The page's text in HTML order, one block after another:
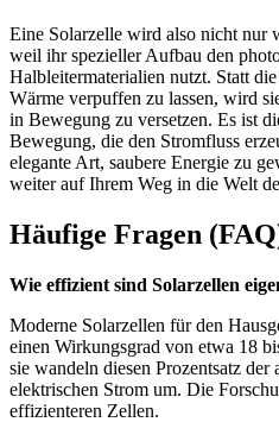
Eine Solarzelle wird also nicht nur
weil ihr spezieller Aufbau den
Halbleitermaterialien nutzt. Statt
Wärme verpuffen zu lassen, wird
in Bewegung zu versetzen. Es ist
Bewegung, die den Stromfluss
elegante Art, saubere Energie zu
weiter auf Ihrem Weg in die Welt
Häufige Fragen
Wie effizient sind Solarzellen
Moderne Solarzellen für den
einen Wirkungsgrad von etwa 18
sie wandeln diesen Prozentsatz
elektrischen Strom um. Die
effizienteren Zellen.